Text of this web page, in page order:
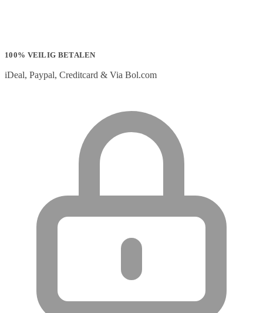
100% VEILIG BETALEN
iDeal, Paypal, Creditcard & Via Bol.com